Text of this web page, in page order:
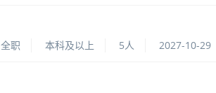
全职 本科及以上 5人 2027-10-29